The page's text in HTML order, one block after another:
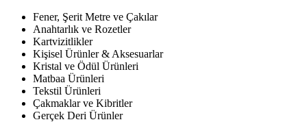
Fener, Şerit Metre ve Çakılar
Anahtarlık ve Rozetler
Kartvizitlikler
Kişisel Ürünler & Aksesuarlar
Kristal ve Ödül Ürünleri
Matbaa Ürünleri
Tekstil Ürünleri
Çakmaklar ve Kibritler
Gerçek Deri Ürünler